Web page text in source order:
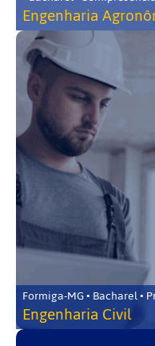
Engenharia
Formiga-MG • Bacharel •
Engenharia Civil